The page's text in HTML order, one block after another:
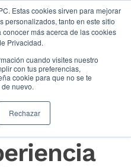
Estas cookies sirven para mejorar
personalizados, tanto en este sitio
más acerca de las cookies
Privacidad.
cuando visites nuestro
con tus preferencias,
cookie para que no se te
nuevo.
Rechazar
de